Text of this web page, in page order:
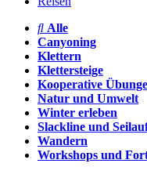
Alle
Canyoning
Klettern
Klettersteige
Kooperative
Natur und Umwelt
Winter erleben
Slackline und
Wandern
Workshops und